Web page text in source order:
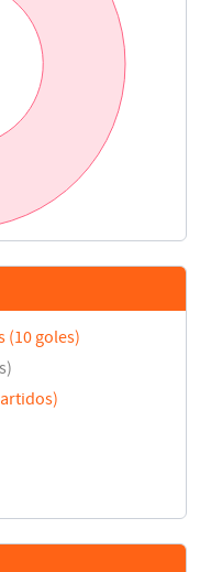
(10 goles)